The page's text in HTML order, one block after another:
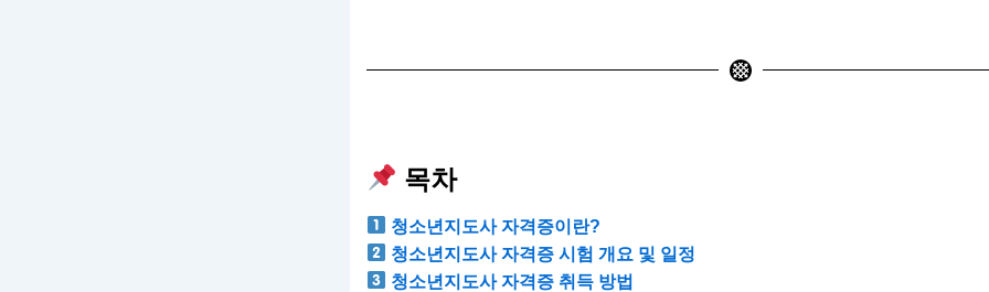
목차
청소년지도사 자격증이란?
청소년지도사 자격증 시험 개요 및 일정
청소년지도사 자격증 취득 방법